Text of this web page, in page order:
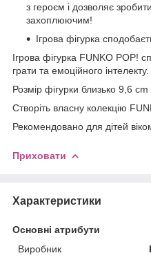
з героєм і дозволяє
захоплюючим!
Ігрова фігурка
Ігрова фігурка FUNKO POP!
грати та емоційного інтелекту.
Розмір фігурки близько 9,6 cm
Створіть власну колекцію
Рекомендовано для дітей
Приховати
Характеристики
Основні атрибути
Виробник